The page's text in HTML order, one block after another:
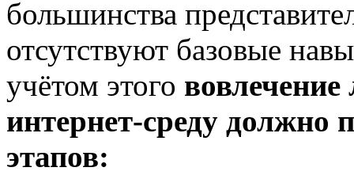
большинства
отсутствуют базовые
учётом этого вовлечение
интернет-среду должно
этапов: